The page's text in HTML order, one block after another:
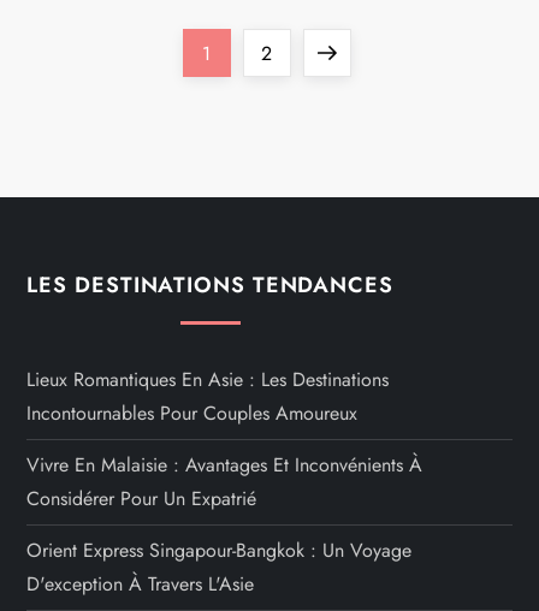
n
t
i
o
n
Page
1 Page
2
Next
LES DESTINATIONS TENDANCES
Lieux Romantiques En Asie : Les Destinations
Incontournables Pour Couples Amoureux
Vivre En Malaisie : Avantages Et Inconvénients À
Considérer Pour Un Expatrié
Orient Express Singapour-Bangkok : Un Voyage
D'exception À Travers L'Asie